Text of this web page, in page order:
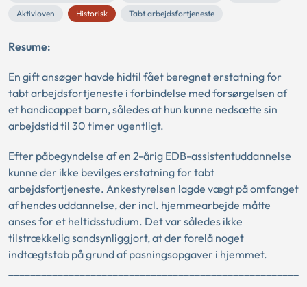
Aktivloven
Historisk Tabt arbejdsfortjeneste
Resume:
En gift ansøger havde hidtil fået beregnet erstatning for
tabt arbejdsfortjeneste i forbindelse med forsørgelsen af
et handicappet barn, således at hun kunne nedsætte sin
arbejdstid til 30 timer ugentligt.
Efter påbegyndelse af en 2-årig EDB-assistentuddannelse
kunne der ikke bevilges erstatning for tabt
arbejdsfortjeneste. Ankestyrelsen lagde vægt på omfanget
af hendes uddannelse, der incl. hjemmearbejde måtte
anses for et heltidsstudium. Det var således ikke
tilstrækkelig sandsynliggjort, at der forelå noget
indtægtstab på grund af pasningsopgaver i hjemmet.